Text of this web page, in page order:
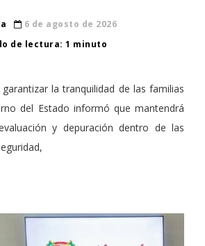
6 de agosto de 2026
de lectura: 1 minuto
la tranquilidad de las familias
del Estado informó que mantendrá
y depuración dentro de las